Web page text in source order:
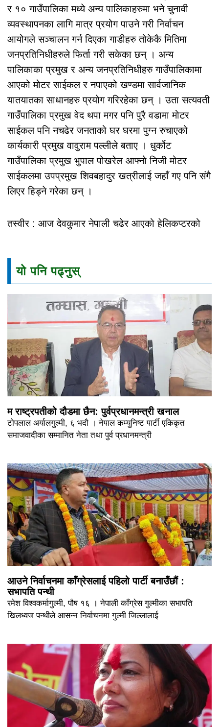
र १० गाउँपालिका मध्ये अन्य पालिकाहरुमा भने चुनावी
व्यवस्थापनका लागि मात्र प्रयोग पाउने गरी निर्वाचन
आयोगले सञ्चालन गर्न दिएका गाडीहरु तोकेकै मितिमा
जनप्रतिनिधीहरुले फिर्ता गरी सकेका छन् । अन्य
पालिकाका प्रमुख र अन्य जनप्रतिनिधीहरु गाउँपालिकामा
आएको मोटर साईकल र नपाएको खण्डमा सार्वजानिक
यातयातका साधानहरु प्रयोग गरिरहेका छन् । उता सत्यवती
गाउँपालिका प्रमुख वेद थपा मगर पनि पुरै वडामा मोटर
साईकल पनि नचढेर जनताको घर घरमा पुग्न रुचाएको
कार्यकारी प्रमुख वावुराम पल्लीले बताए । धुर्कोट
गाउँपालिका प्रमुख भुपाल पोखरेल आफ्नो निजी मोटर
साईकलमा उपप्रमुख शिवबहादुर खत्रीलाई जहाँ गए पनि संगै
लिएर हिड्ने गरेका छन् ।
तस्वीर : आज देवकुमार नेपाली चढेर आएको हेलिकप्टरको
यो पनि पढ्नुस्
म राष्ट्रपतीको दौडमा छैन: पुर्वप्रधानमन्त्री खनाल
टोपलाल अर्यालगुल्मी, ६ भदौ । नेपाल कम्युनिष्ट पार्टी एकिकृत
समाजवादीका सम्मानित नेता तथा पुर्व प्रधानमन्त्री
आउने निर्वाचनमा काँग्रेसलाई पहिलो पार्टी बनाउँछौं :
सभापति पन्थी
रमेश विश्वकर्मागुल्मी, पौष १६ । नेपाली काँग्रेस गुल्मीका सभापति
खिलध्वज पन्थीले आसन्न निर्वाचनमा गुल्मी जिल्लालाई